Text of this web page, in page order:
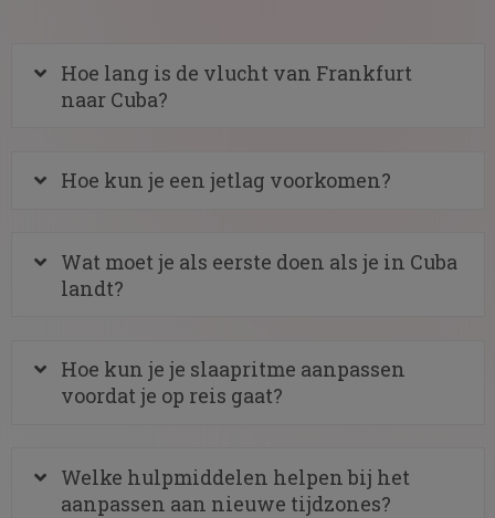
Hoe lang is de vlucht van Frankfurt
naar Cuba?
Hoe kun je een jetlag voorkomen?
Wat moet je als eerste doen als je in Cuba
landt?
Hoe kun je je slaapritme aanpassen
voordat je op reis gaat?
Welke hulpmiddelen helpen bij het
aanpassen aan nieuwe tijdzones?